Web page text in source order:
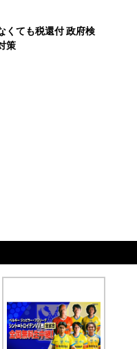
くても税還付 政府検
策